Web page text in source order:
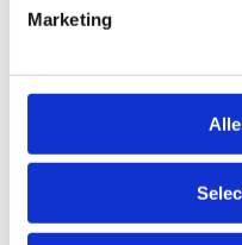
Marketing